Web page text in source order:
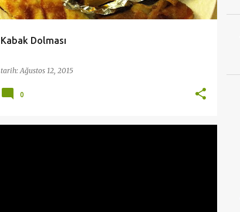
Kabak Dolması
tarih:Ağustos 12, 2015
0